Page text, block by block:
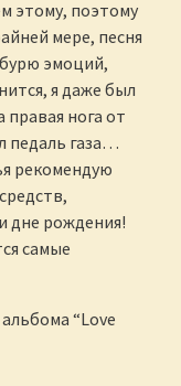
этому, поэтому
мере, песня
эмоций,
я даже был
нога от
педаль газа…
рекомендую
дне рождения!
самые
“Love